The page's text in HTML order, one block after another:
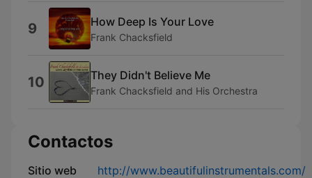
9 How Deep Is Your Love
Frank Chacksfield
10 They Didn't Believe Me
Frank Chacksfield and His Orchestra
Contactos
Sitio web http://www.beautifulinstrumentals.com/